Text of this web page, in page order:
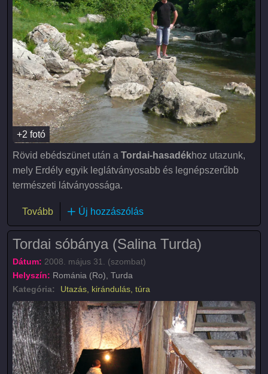
+2 fotó
Rövid ebédszünet után a Tordai-hasadékhoz utazunk,
mely Erdély egyik leglátványosabb és legnépszerűbb
természeti látványossága.
Tovább(Tordai hasadék (Cheile Turzii))
Új hozzászólás
Tordai sóbánya (Salina Turda)
Dátum: 2008. május 31. (szombat)
Helyszín: Románia (Ro), Turda
Kategória:
Utazás, kirándulás, túra